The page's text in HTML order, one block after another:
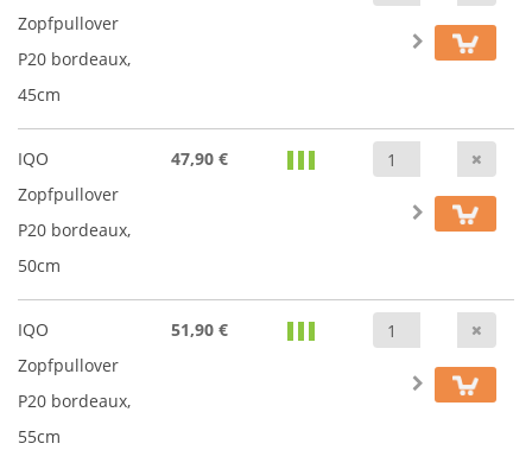
Zopfpullover
P20 bordeaux,
45cm
IQO
Zopfpullover
P20 bordeaux,
50cm
47,90 €
IQO
Zopfpullover
P20 bordeaux,
55cm
51,90 €